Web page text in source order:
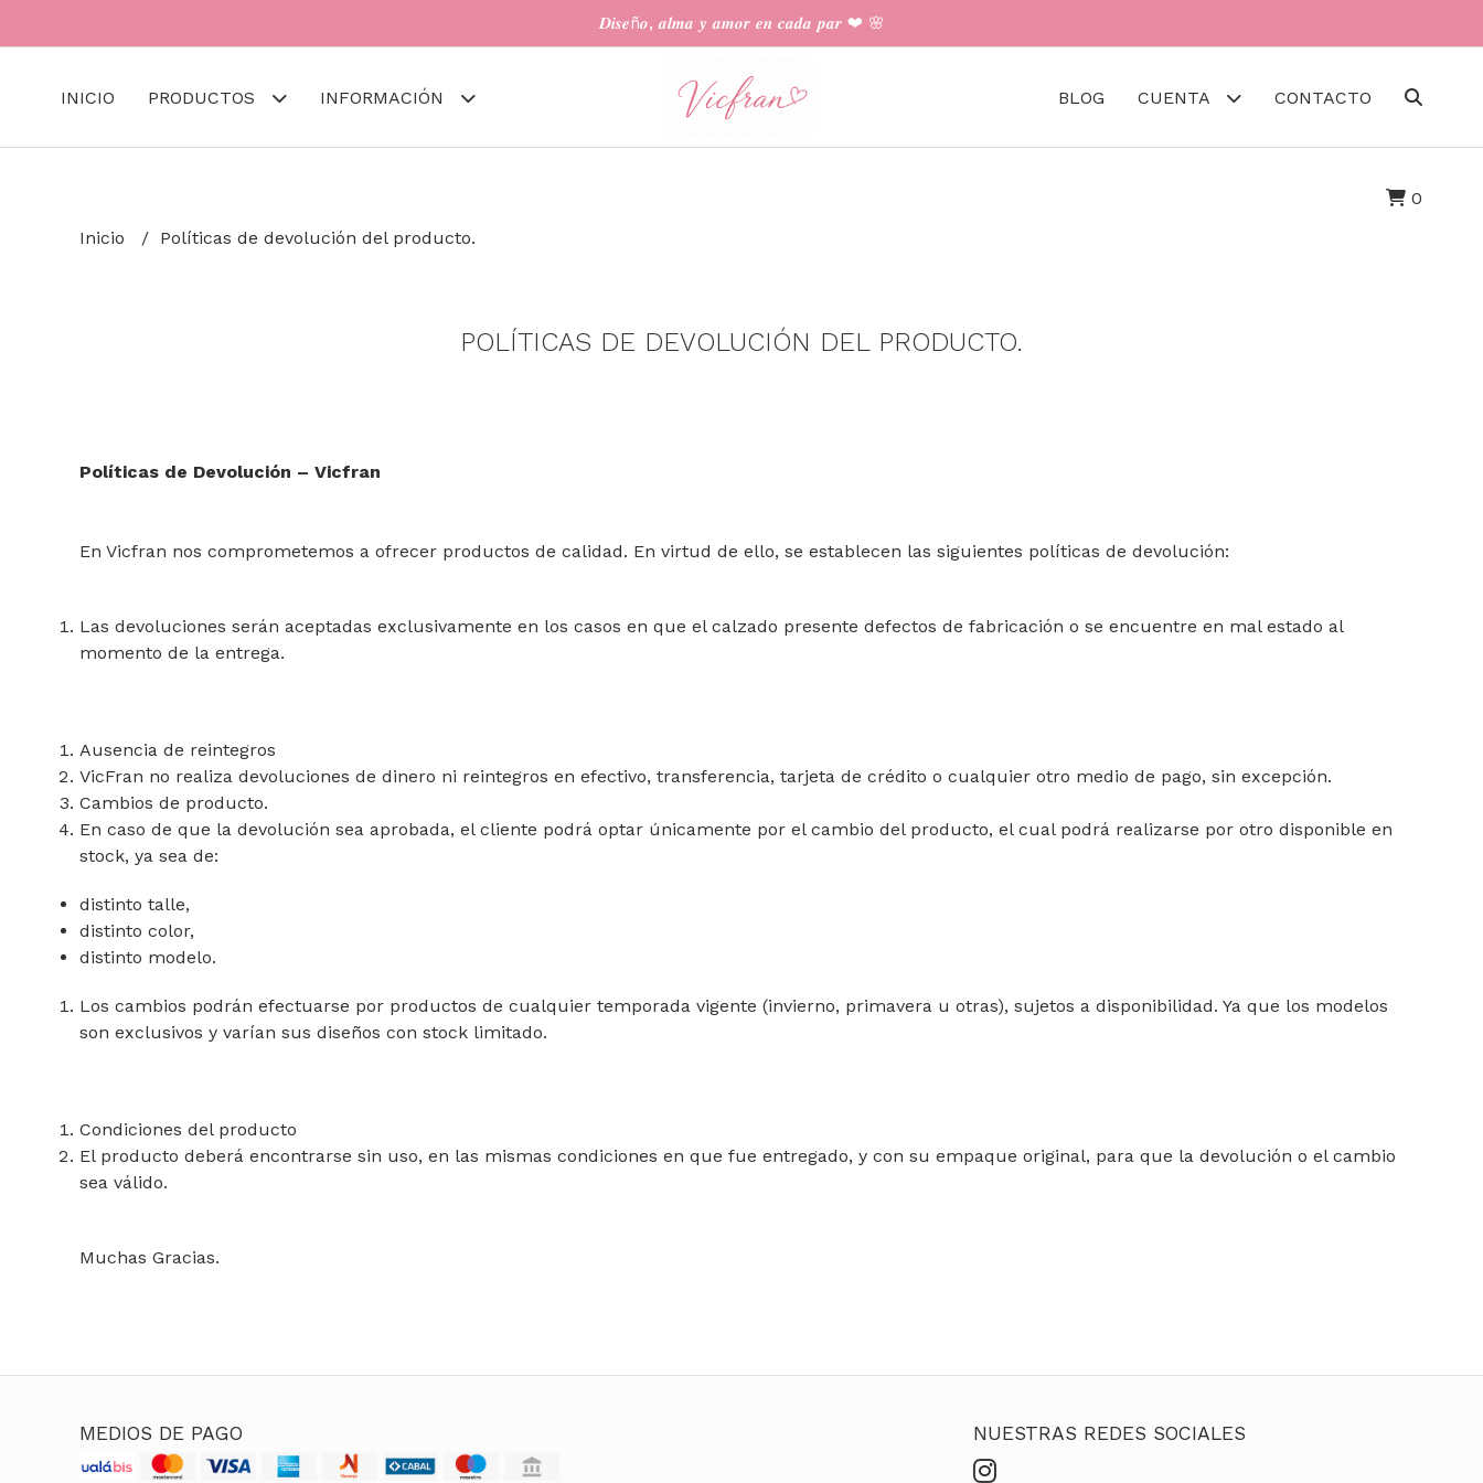
𝑫𝒊𝒔𝒆ñ𝒐, 𝒂𝒍𝒎𝒂 𝒚 𝒂𝒎𝒐𝒓 𝒆𝒏 𝒄𝒂𝒅𝒂 𝒑𝒂𝒓 ❤︎ 🌸
INICIO PRODUCTOS INFORMACIÓN BLOG CUENTA CONTACTO
0
Inicio
Políticas de devolución del producto.
POLÍTICAS DE DEVOLUCIÓN DEL PRODUCTO.
Políticas de Devolución – Vicfran
En Vicfran nos comprometemos a ofrecer productos de calidad. En virtud de ello, se establecen las siguientes políticas de devolución:
Las devoluciones serán aceptadas exclusivamente en los casos en que el calzado presente defectos de fabricación o se encuentre en mal estado al
momento de la entrega.
Ausencia de reintegros
VicFran no realiza devoluciones de dinero ni reintegros en efectivo, transferencia, tarjeta de crédito o cualquier otro medio de pago, sin excepción.
Cambios de producto.
En caso de que la devolución sea aprobada, el cliente podrá optar únicamente por el cambio del producto, el cual podrá realizarse por otro disponible en
stock, ya sea de:
distinto talle,
distinto color,
distinto modelo.
Los cambios podrán efectuarse por productos de cualquier temporada vigente (invierno, primavera u otras), sujetos a disponibilidad. Ya que los modelos
son exclusivos y varían sus diseños con stock limitado.
Condiciones del producto
El producto deberá encontrarse sin uso, en las mismas condiciones en que fue entregado, y con su empaque original, para que la devolución o el cambio
sea válido.
Muchas Gracias.
MEDIOS DE PAGO NUESTRAS REDES SOCIALES